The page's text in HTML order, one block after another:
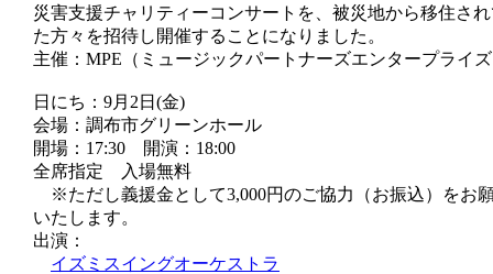
災害支援チャリティーコンサートを、被災地から移住さ
た方々を招待し開催することになりました。
主催：MPE（ミュージックパートナーズエンタープライ
日にち：9月2日(金)
会場：調布市グリーンホール
開場：17:30 開演：18:00
全席指定 入場無料
※ただし義援金として3,000円のご協力（お振込）をお
いたします。
出演：
イズミスイングオーケストラ